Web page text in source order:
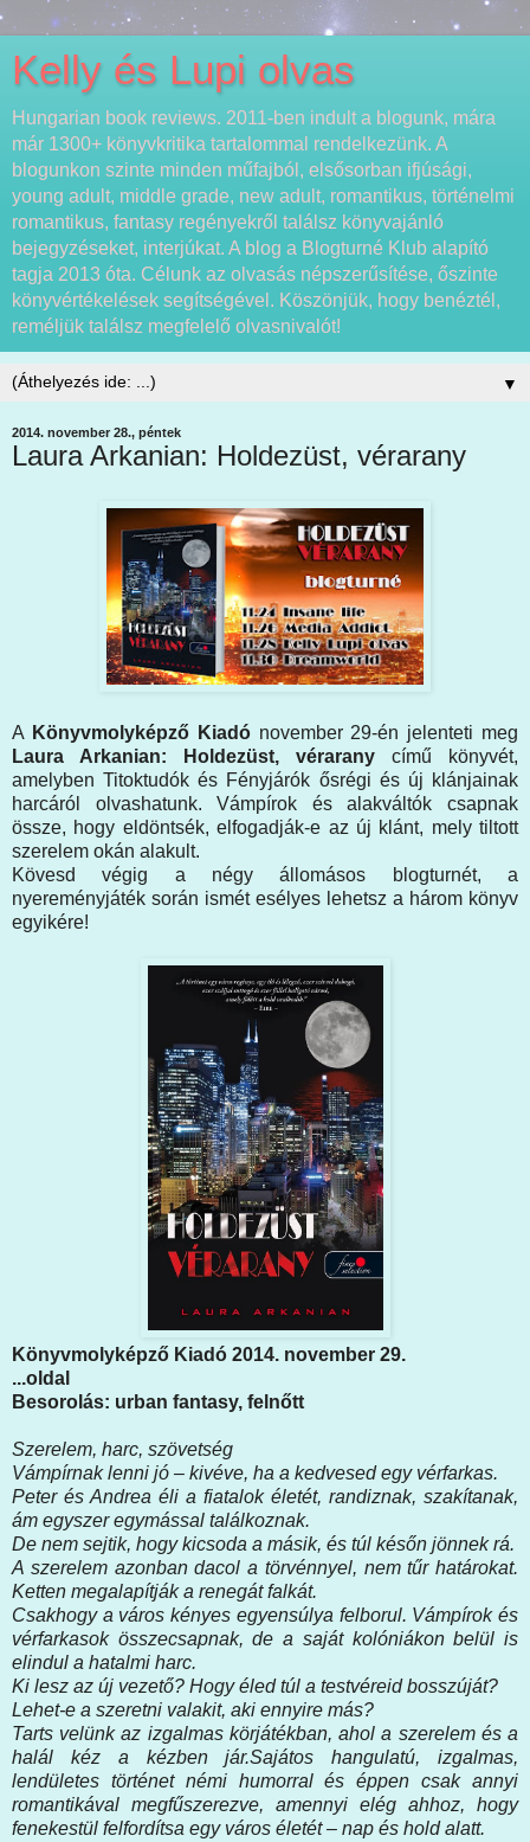
Kelly és Lupi olvas
Hungarian book reviews. 2011-ben indult a blogunk, mára
már 1300+ könyvkritika tartalommal rendelkezünk. A
blogunkon szinte minden műfajból, elsősorban ifjúsági,
young adult, middle grade, new adult, romantikus, történelmi
romantikus, fantasy regényekről találsz könyvajánló
bejegyzéseket, interjúkat. A blog a Blogturné Klub alapító
tagja 2013 óta. Célunk az olvasás népszerűsítése, őszinte
könyvértékelések segítségével. Köszönjük, hogy benéztél,
reméljük találsz megfelelő olvasnivalót!
▼
2014. november 28., péntek
Laura Arkanian: Holdezüst, vérarany
A Könyvmolyképző Kiadónovember 29-én jelenteti meg
Laura Arkanian: Holdezüst, vérarany című könyvét,
amelyben Titoktudók és Fényjárók ősrégi és új klánjainak
harcáról olvashatunk. Vámpírok és alakváltók csapnak
össze, hogy eldöntsék, elfogadják-e az új klánt, mely tiltott
szerelem okán alakult.
Kövesd végig a négy állomásos blogturnét, a
nyereményjáték során ismét esélyes lehetsz a három könyv
egyikére!
Könyvmolyképző Kiadó 2014. november 29.
...oldal
Besorolás: urban fantasy, felnőtt
Szerelem, harc, szövetség
Vámpírnak lenni jó – kivéve, ha a kedvesed egy vérfarkas.
Peter és Andrea éli a fiatalok életét, randiznak, szakítanak,
ám egyszer egymással találkoznak.
De nem sejtik, hogy kicsoda a másik, és túl későn jönnek rá.
A szerelem azonban dacol a törvénnyel, nem tűr határokat.
Ketten megalapítják a renegát falkát.
Csakhogy a város kényes egyensúlya felborul. Vámpírok és
vérfarkasok összecsapnak, de a saját kolóniákon belül is
elindul a hatalmi harc.
Ki lesz az új vezető? Hogy éled túl a testvéreid bosszúját?
Lehet-e a szeretni valakit, aki ennyire más?
Tarts velünk az izgalmas körjátékban, ahol a szerelem és a
halál kéz a kézben jár.Sajátos hangulatú, izgalmas,
lendületes történet némi humorral és éppen csak annyi
romantikával megfűszerezve, amennyi elég ahhoz, hogy
fenekestül felfordítsa egy város életét – nap és hold alatt.